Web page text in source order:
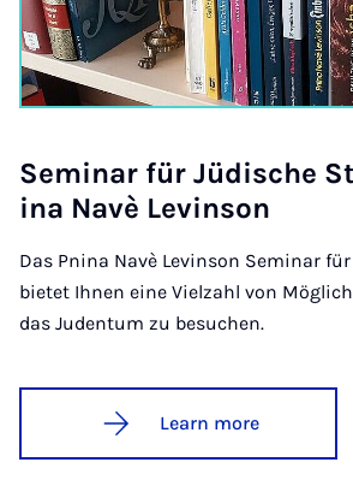
Sem­in­ar für Jüdis­che
ina Navè Lev­in­son
Das Pnina Navè Levinson Seminar
bietet Ihnen eine Vielzahl von
das Judentum zu besuchen.
Learn more